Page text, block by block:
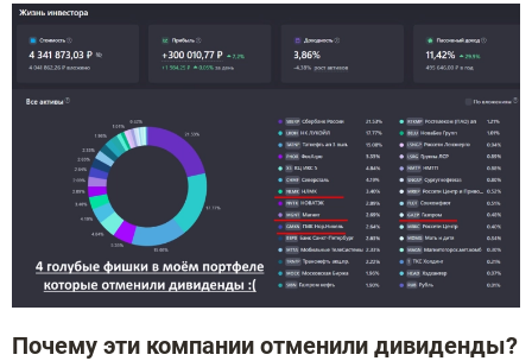
Почему эти компании отменили дивиденды?